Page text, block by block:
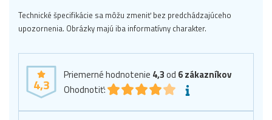
Technické špecifikácie sa môžu zmeniť bez predchádzajúceho
upozornenia. Obrázky majú iba informatívny charakter.
4,3
Priemerné hodnotenie 4,3od 6zákazníkov
Ohodnotiť: